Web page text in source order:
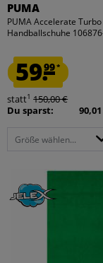
PUMA
PUMA Accelerate
Handballschuhe
59.99*
statt1 150,00 €
Du sparst:
Größe wählen...